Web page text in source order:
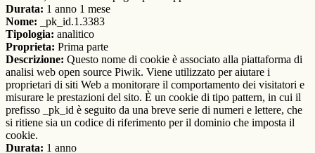
Durata: 1 anno 1 mese
Nome: _pk_id.1.3383
Tipologia: analitico
Proprieta: Prima parte
Descrizione: Questo nome di cookie è associato alla piattaforma di
analisi web open source Piwik. Viene utilizzato per aiutare i
proprietari di siti Web a monitorare il comportamento dei visitatori e
misurare le prestazioni del sito. È un cookie di tipo pattern, in cui il
prefisso _pk_id è seguito da una breve serie di numeri e lettere, che
si ritiene sia un codice di riferimento per il dominio che imposta il
cookie.
Durata: 1 anno